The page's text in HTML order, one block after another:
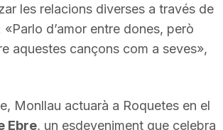
les relacions diverses a través de
«Parlo d’amor entre dones, però
aquestes cançons com a seves»,
Monllau actuarà a Roquetes en el
Ebre, un esdeveniment que celebra